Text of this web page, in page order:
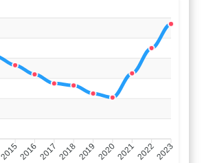
201520162017 20182019 2020202120222023